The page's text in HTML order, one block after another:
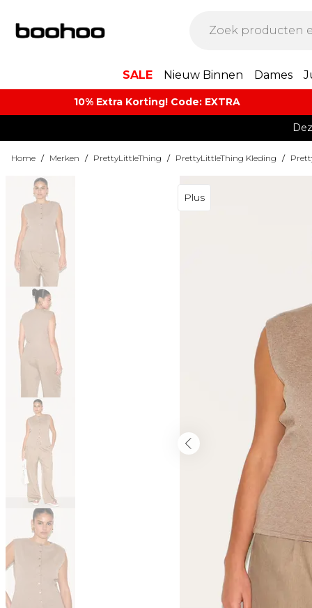
SALE Nieuw Binnen Dames
10% Extra Korting! Code: EXTRA​
Home / Merken / PrettyLittleThing / PrettyLittleThing Kleding /
Plus